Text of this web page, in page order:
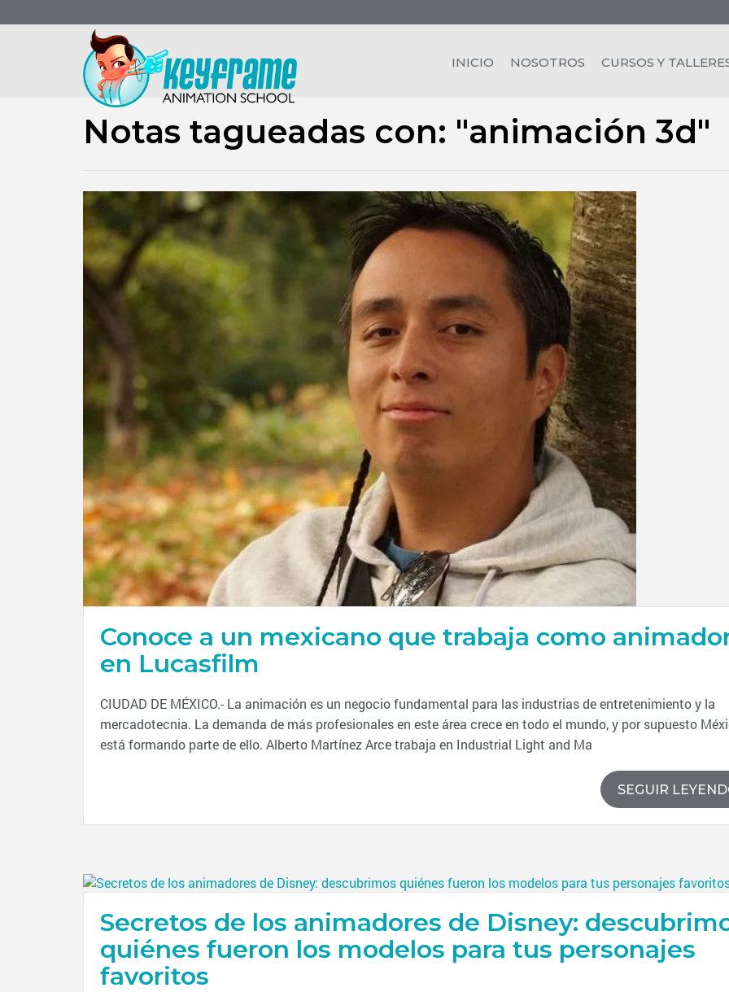
INICIO NOSOTROS CURSOS Y
Notas tagueadas con: "animación 3d"
Conoce a un mexicano que trabaja como
en Lucasfilm
CIUDAD DE MÉXICO.- La animación es un negocio fundamental para las industrias de entretenimiento y la
mercadotecnia. La demanda de más profesionales en este área crece en todo el mundo, y por supuesto
está formando parte de ello. Alberto Martínez Arce trabaja en Industrial Light and Ma
SEGUIR
Secretos de los animadores de Disney:
quiénes fueron los modelos para tus personajes
favoritos